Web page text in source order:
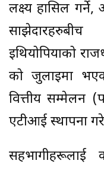
लक्ष्य हासिल
इथियोपियाको
को जुलाइमा
वित्तीय सम्मेलन
एटीआई स्थापना
सहभागीहरूलाई